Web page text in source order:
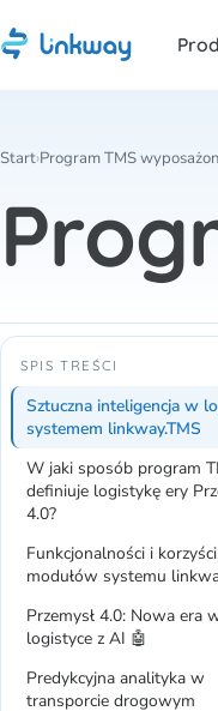
Start›Program TMS
SPIS TREŚCI
Sztuczna inteligencja w
systemem linkway.TMS
W jaki sposób program
definiuje logistykę ery
4.0?
Funkcjonalności i korzyści
modułów systemu
Przemysł 4.0: Nowa era
logistyce z AI 🤖
Predykcyjna analityka w
transporcie drogowym